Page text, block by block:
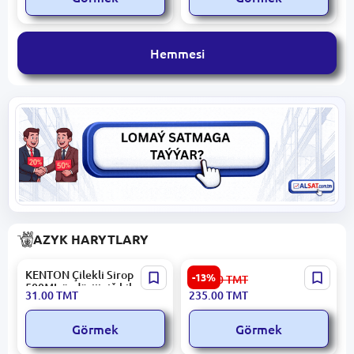
Hemmesi
AZYK HARYTLARY
KENTON Çilekli Sirop
500ML öndürijiniň hil
kepilligi bilen
31.00TMT
Görmek
-13%
NOWRUZ | Glazurlanan
Peçene 3 kg Gapda
271.00TMT
235.00TMT
Görmek